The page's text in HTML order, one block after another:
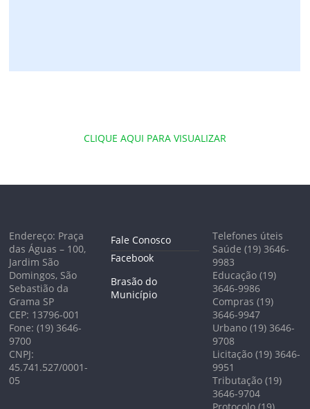
CLIQUE AQUI PARA VISUALIZAR
Endereço: Praça
das Águas – 100,
Jardim São
Domingos, São
Sebastião da
Grama SP
CEP: 13796-001
Fone: (19) 3646-
9700
CNPJ:
45.741.527/0001-
05
Fale Conosco
Facebook
Brasão do
Município
Telefones úteis
Saúde (19) 3646-
9983
Educação (19)
3646-9986
Compras (19)
3646-9947
Urbano (19) 3646-
9708
Licitação (19) 3646-
9951
Tributação (19)
3646-9704